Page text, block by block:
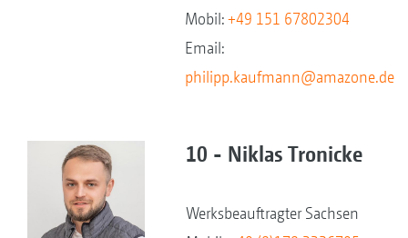
Mobil:+49 151 67802304
Email:
philipp.kaufmann@amazone.de
10 - Niklas Tronicke
Werksbeauftragter Sachsen